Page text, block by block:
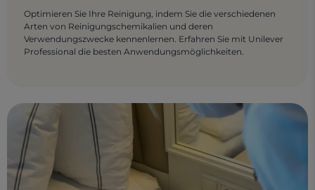
Optimieren Sie Ihre Reinigung, indem Sie die verschiedenen
Arten von Reinigungschemikalien und deren
Verwendungszwecke kennenlernen. Erfahren Sie mit Unilever
Professional die besten Anwendungsmöglichkeiten.